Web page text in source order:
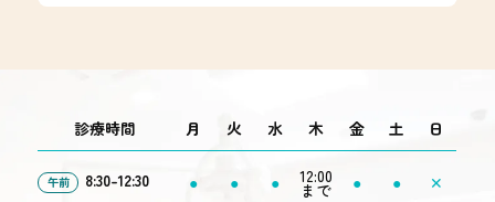
診療時間 月 火 水 木 金 土 日
午前 8:30-12:30 ● ● ● 12:00
まで ● ● ✕